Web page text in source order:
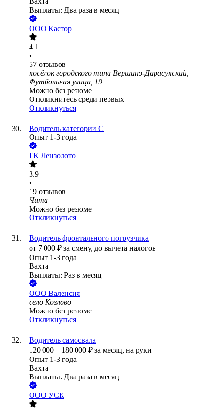
Выплаты: Два раза в месяц
ООО Кастор
4.1
•
57 отзывов
посёлок городского типа Вершино-Дарасунский,
Футбольная улица, 19
Можно без резюме
Откликнитесь среди первых
Откликнуться
Водитель категории С
Опыт 1-3 года
ГК Лензолото
3.9
•
19 отзывов
Чита
Можно без резюме
Откликнуться
Водитель фронтального погрузчика
от 7 000 ₽ за смену, до вычета налогов
Опыт 1-3 года
Вахта
Выплаты: Раз в месяц
ООО Валенсия
село Козлово
Можно без резюме
Откликнуться
Водитель самосвала
120 000 – 180 000 ₽ за месяц, на руки
Опыт 1-3 года
Вахта
Выплаты: Два раза в месяц
ООО УСК